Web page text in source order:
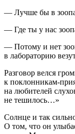
— Лучше бы в
— Где ты у нас
— Потому и нет
в лабораторию
Разговор велся
к поклонникам-
на любителей
не тешилось…»
Солнце и так
О том, что он